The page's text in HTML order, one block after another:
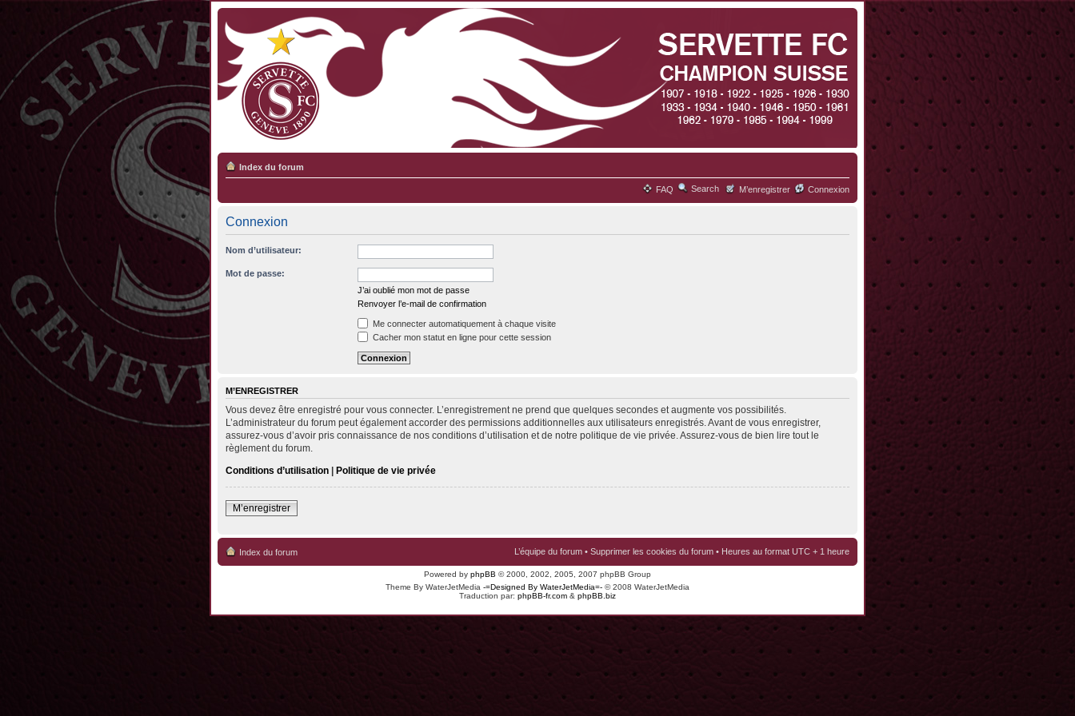
Index du forum
FAQ Search M’enregistrer Connexion
Connexion
Nom d’utilisateur:
Mot de passe:
J’ai oublié mon mot de passe
Renvoyer l’e-mail de confirmation
Me connecter automatiquement à chaque visite
Cacher mon statut en ligne pour cette session
M’ENREGISTRER
Vous devez être enregistré pour vous connecter. L’enregistrement ne prend que quelques secondes et augmente vos possibilités.
L’administrateur du forum peut également accorder des permissions additionnelles aux utilisateurs enregistrés. Avant de vous enregistrer,
assurez-vous d’avoir pris connaissance de nos conditions d’utilisation et de notre politique de vie privée. Assurez-vous de bien lire tout le
règlement du forum.
Conditions d’utilisation | Politique de vie privée
M’enregistrer
Index du forum L’équipe du forum • Supprimer les cookies du forum • Heures au format UTC + 1 heure
Powered by phpBB © 2000, 2002, 2005, 2007 phpBB Group
Theme By WaterJetMedia -=Designed By WaterJetMedia=- © 2008 WaterJetMedia
Traduction par: phpBB-fr.com & phpBB.biz